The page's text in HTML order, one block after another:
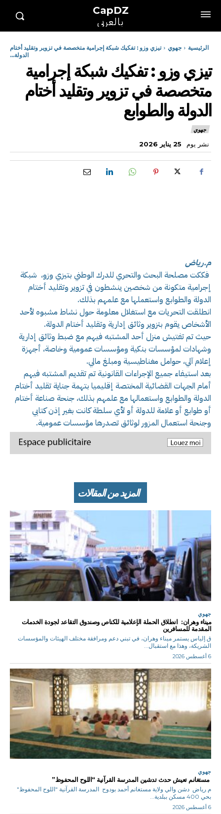
CapDZ
بالعربي
الرئيسية جهوي
تيزي وزو : تفكيك شبكة إجرامية متخصصة في تزوير وتقليد أختام
الدولة...
تيزي وزو : تفكيك شبكة إجرامية
متخصصة في تزوير وتقليد أختام
الدولة والطوابع
جهوي
نشر يوم 25 يناير 2026
م.رياض
فككت مصلحة البحث والتحري للدرك الوطني بتيزي وزو، شبكة
إجرامية متكونة من شخصين ينشطون في تزوير وتقليد أختام
الدولة والطوابع واستعملها مع علمهم بذلك.
انطلقت التحريات مع استغلال معلومة حول نشاط مشبوه لأحد
الأشخاص يقوم بتزوير وثائق إدارية وتقليد أختام الدولة.
حيث تم تفتيش منزل أحد المشتبه فيهم مع ضبط وثائق إدارية
وشهادات لمؤسسات بنكية ومؤسسات عمومية وخاصة، أجهزة
إعلام آلي، حوامل مغناطيسية ومبلغ مالي.
بعد استيفاء جميع الإجراءات القانونية تم تقديم المشتبه فيهم
أمام الجهات القضائية المختصة إقليميا بتهمة جناية تقليد أختام
الدولة والطوابع واستعمالها مع علمهم بذلك، جنحة صناعة أختام
أو طوابع أو علامة للدولة أو لأي سلطة كانت بغير إذن كتابي
وجنحة استعمال المزور لوثائق تصدرها مؤسسات عمومية.
المزيد من المقالات
جهوي
ميناء وهران: انطلاق الحملة الإعلامية للكناص وصندوق التقاعد لجودة الخدمات
المقدمة للمسافرين
ق.إلياس يستمر ميناء وهران، في تبني دعم ومرافقة مختلف الهيئات والمؤسسات
الشريكة، وهذا مع استقبال...
6 أغسطس 2026
جهوي
مستغانم تعيش حدث تدشين المدرسة القرآنية “اللوح المحفوظ”
م.رياض دشن والي ولاية مستغانم أحمد بودوح المدرسة القرآنية "اللوح المحفوظ"
بحي 400 مسكن ببلدية...
6 أغسطس 2026